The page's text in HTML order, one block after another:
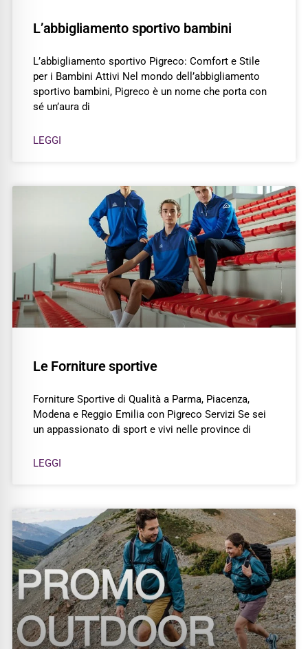
L’abbigliamento sportivo bambini
L’abbigliamento sportivo Pigreco: Comfort e Stile
per i Bambini Attivi Nel mondo dell’abbigliamento
sportivo bambini, Pigreco è un nome che porta con
sé un’aura di
LEGGI
Le Forniture sportive
Forniture Sportive di Qualità a Parma, Piacenza,
Modena e Reggio Emilia con Pigreco Servizi Se sei
un appassionato di sport e vivi nelle province di
LEGGI